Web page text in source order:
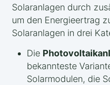
Solaranlagen durch
um den Energieertrag
Solaranlagen in drei
Die
bekannteste
Solarmodulen, die